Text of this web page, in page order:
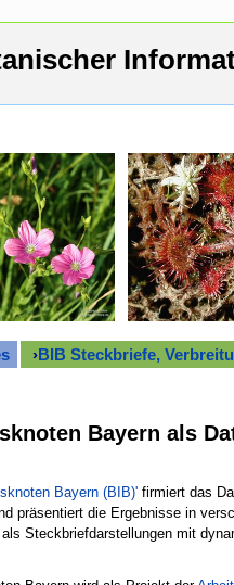
›BIB Steckbriefe,
Bayern als
Bayern (BIB)' firmiert das
präsentiert die Ergebnisse in
Steckbriefdarstellungen mit